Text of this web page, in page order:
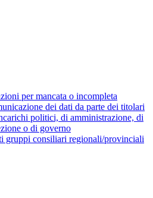
per mancata o incompleta
dei dati da parte dei titolari
politici, di amministrazione, di
o di governo
gruppi consiliari regionali/provinciali